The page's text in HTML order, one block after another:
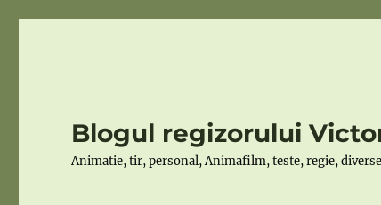
Blogul regizorului
Animatie, tir, personal, Animafilm, teste, regie,